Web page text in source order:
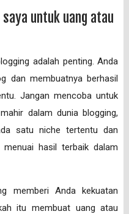
untuk uang atau
adalah penting. Anda
dan membuatnya berhasil
Jangan mencoba untuk
dalam dunia blogging,
satu niche tertentu dan
hasil terbaik dalam
memberi Anda kekuatan
itu membuat uang atau